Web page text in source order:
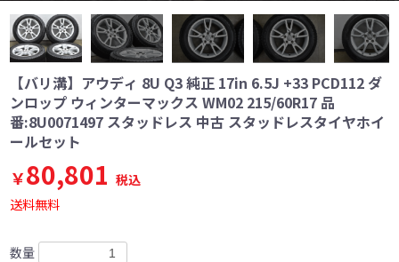
【バリ溝】アウディ 8U Q3 純正 17in 6.5J +33 PCD112 ダ
ンロップ ウィンターマックス WM02 215/60R17 品
番:8U0071497 スタッドレス 中古 スタッドレスタイヤホイ
ールセット
￥80,801 税込
送料無料
数量